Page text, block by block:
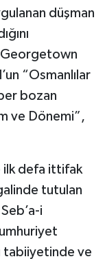
düşman
Georgetown
“Osmanlılar
bozan
ve Dönemi”,
ilk defa ittifak
tutulan
i
tabiiyetinde ve